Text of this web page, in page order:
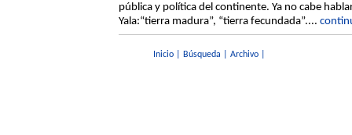
pública y política del continente. Ya no cabe
Yala:“tierra madura”, “tierra fecundada”....
Inicio| Búsqueda Archivo|